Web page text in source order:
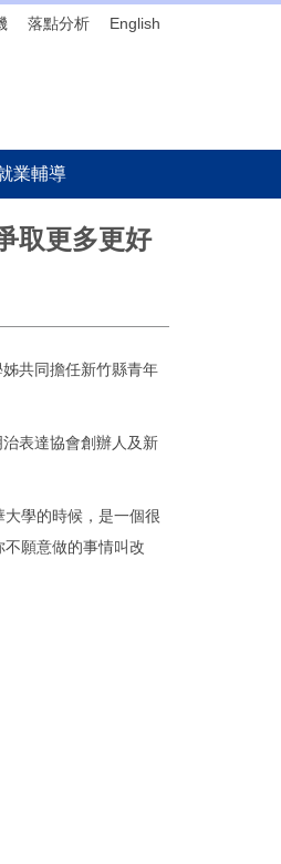
落點分析 English
業輔導
取更多更好
共同擔任新竹縣青年
表達協會創辦人及新
學的時候，是一個很
願意做的事情叫改